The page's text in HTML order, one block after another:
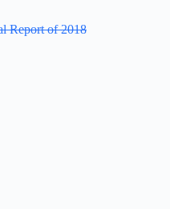
Report of 2018